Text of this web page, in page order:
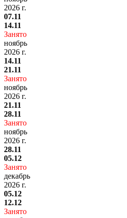
2026 г.
07.11
14.11
Занято
ноябрь
2026 г.
14.11
21.11
Занято
ноябрь
2026 г.
21.11
28.11
Занято
ноябрь
2026 г.
28.11
05.12
Занято
декабрь
2026 г.
05.12
12.12
Занято